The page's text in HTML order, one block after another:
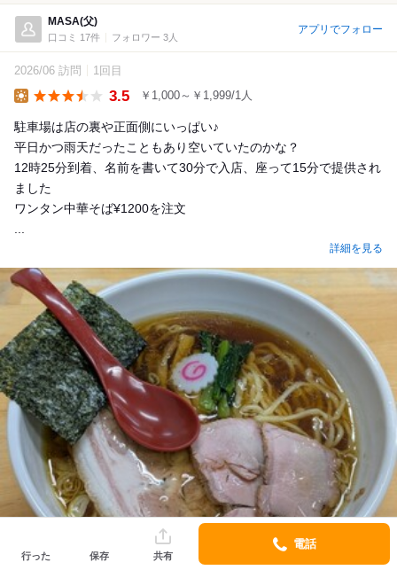
MASA(父)
口コミ 17件 フォロワー 3人
アプリでフォロー
2026/06 訪問 1回目
3.5 ￥1,000～￥1,999/1人
駐車場は店の裏や正面側にいっぱい♪
平日かつ雨天だったこともあり空いていたのかな？
12時25分到着、名前を書いて30分で入店、座って15分で提供され
ました
ワンタン中華そば¥1200を注文
...
詳細を見る
行った 保存 共有
電話